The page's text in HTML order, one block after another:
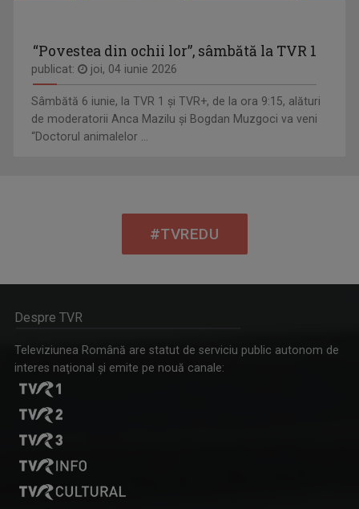
“Povestea din ochii lor”, sâmbătă la TVR 1
publicat: joi, 04 iunie 2026
Sâmbătă 6 iunie, la TVR 1 și TVR+, de la ora 9:15, alături
de moderatorii Anca Mazilu şi Bogdan Muzgoci va veni
“Doctorul animalelor ...
#TVREDU
Despre TVR
Televiziunea Română are statut de serviciu public autonom de
interes naţional şi emite pe nouă canale: